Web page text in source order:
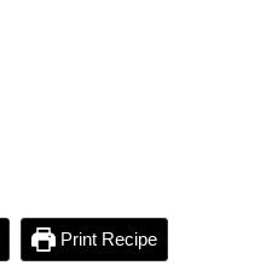
Print Recipe